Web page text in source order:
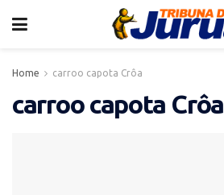
Home carroo capota Crôa
carroo capota Crôa